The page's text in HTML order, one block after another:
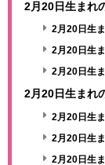
2月20日生まれ
2月20日生
2月20日生
2月20日生
2月20日生まれ
2月20日生
2月20日生
2月20日生